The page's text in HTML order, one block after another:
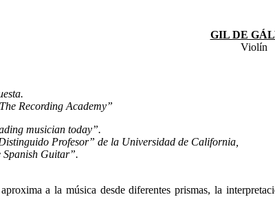
GIL DE
Violín
Recording Academy”
musician today”.
Profesor” de la Universidad de California,
Spanish Guitar”.
a la música desde diferentes prismas, la